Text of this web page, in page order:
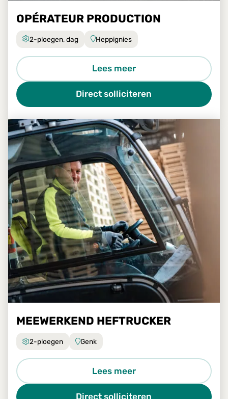
OPÉRATEUR PRODUCTION
2-ploegen, dag Heppignies
Lees meer
Direct solliciteren
MEEWERKEND HEFTRUCKER
2-ploegen Genk
Lees meer
Direct solliciteren